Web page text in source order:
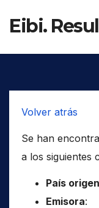
Eibi.
Volver atrás
Se han
a los siguientes
País origen
Emisora: